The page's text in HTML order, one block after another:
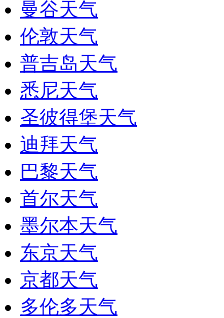
曼谷天气
伦敦天气
普吉岛天气
悉尼天气
圣彼得堡天气
迪拜天气
巴黎天气
首尔天气
墨尔本天气
东京天气
京都天气
多伦多天气